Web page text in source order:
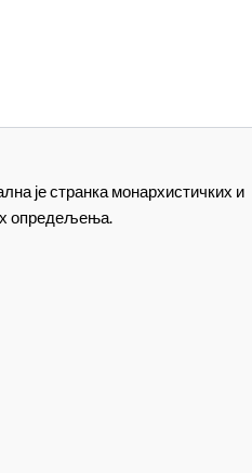
је странка монархистичких и
опредељења.